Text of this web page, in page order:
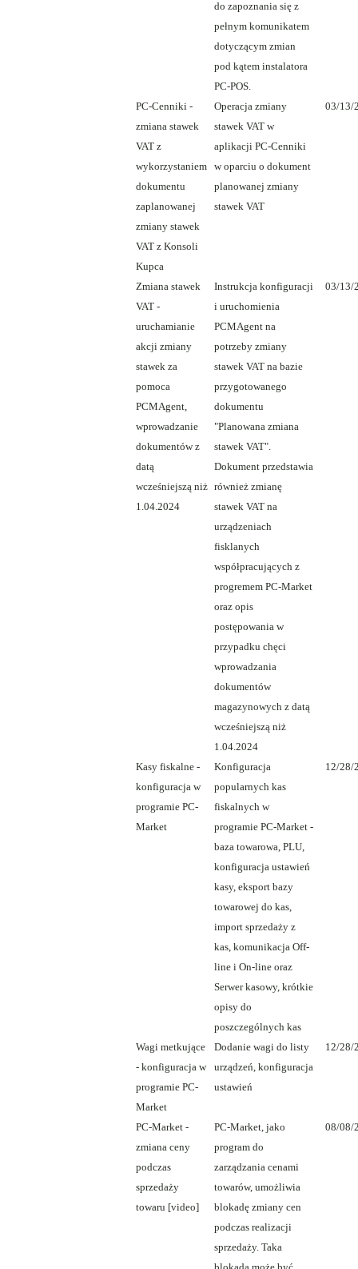
do zapoznania się z
pełnym komunikatem
dotyczącym zmian
pod kątem instalatora
PC-POS.
PC-Cenniki -
zmiana stawek
VAT z
wykorzystaniem
dokumentu
zaplanowanej
zmiany stawek
VAT z Konsoli
Kupca
Operacja zmiany
stawek VAT w
aplikacji PC-Cenniki
w oparciu o dokument
planowanej zmiany
stawek VAT
03/13/
Zmiana stawek
VAT -
uruchamianie
akcji zmiany
stawek za
pomoca
PCMAgent,
wprowadzanie
dokumentów z
datą
wcześniejszą niż
1.04.2024
Instrukcja konfiguracji
i uruchomienia
PCMAgent na
potrzeby zmiany
stawek VAT na bazie
przygotowanego
dokumentu
"Planowana zmiana
stawek VAT".
Dokument przedstawia
również zmianę
stawek VAT na
urządzeniach
fisklanych
współpracujących z
progremem PC-Market
oraz opis
postępowania w
przypadku chęci
wprowadzania
dokumentów
magazynowych z datą
wcześniejszą niż
1.04.2024
03/13/
Kasy fiskalne -
konfiguracja w
programie PC-
Market
Konfiguracja
popularnych kas
fiskalnych w
programie PC-Market -
baza towarowa, PLU,
konfiguracja ustawień
kasy, eksport bazy
towarowej do kas,
import sprzedaży z
kas, komunikacja Off-
line i On-line oraz
Serwer kasowy, krótkie
opisy do
poszczególnych kas
12/28/
Wagi metkujące
- konfiguracja w
programie PC-
Market
Dodanie wagi do listy
urządzeń, konfiguracja
ustawień
12/28/
PC-Market -
zmiana ceny
podczas
sprzedaży
towaru [video]
PC-Market, jako
program do
zarządzania cenami
towarów, umożliwia
blokadę zmiany cen
podczas realizacji
sprzedaży. Taka
08/08/